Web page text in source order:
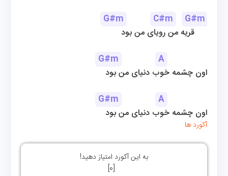
G#m
C#m
G#m
G#m
A
اون چشمه خوب دنیای من بود
G#m
A
اون چشمه خوب دنیای من بود
آکورد ها
به این آکورد امتیاز دهید!
[
0
]